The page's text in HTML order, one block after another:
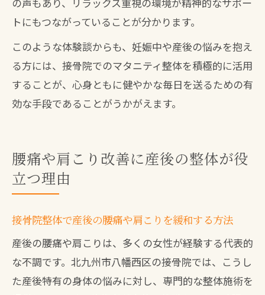
トにもつながっていることが分かります。
このような体験談からも、妊娠中や産後の悩みを抱え
る方には、接骨院でのマタニティ整体を積極的に活用
することが、心身ともに健やかな毎日を送るための有
効な手段であることがうかがえます。
腰痛や肩こり改善に産後の整体が役
立つ理由
接骨院整体で産後の腰痛や肩こりを緩和する方法
産後の腰痛や肩こりは、多くの女性が経験する代表的
な不調です。北九州市八幡西区の接骨院では、こうし
た産後特有の身体の悩みに対し、専門的な整体施術を